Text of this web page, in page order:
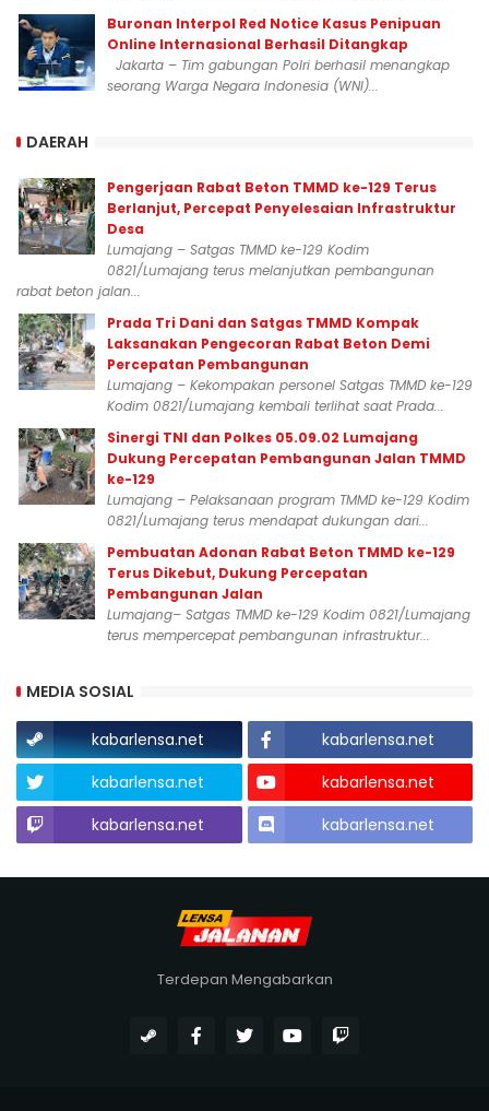
Buronan Interpol Red Notice Kasus Penipuan
Online Internasional Berhasil Ditangkap
Jakarta – Tim gabungan Polri berhasil menangkap
seorang Warga Negara Indonesia (WNI)...
DAERAH
Pengerjaan Rabat Beton TMMD ke-129 Terus
Berlanjut, Percepat Penyelesaian Infrastruktur
Desa
Lumajang – Satgas TMMD ke-129 Kodim
0821/Lumajang terus melanjutkan pembangunan
rabat beton jalan...
Prada Tri Dani dan Satgas TMMD Kompak
Laksanakan Pengecoran Rabat Beton Demi
Percepatan Pembangunan
Lumajang – Kekompakan personel Satgas TMMD ke-129
Kodim 0821/Lumajang kembali terlihat saat Prada...
Sinergi TNI dan Polkes 05.09.02 Lumajang
Dukung Percepatan Pembangunan Jalan TMMD
ke-129
Lumajang – Pelaksanaan program TMMD ke-129 Kodim
0821/Lumajang terus mendapat dukungan dari...
Pembuatan Adonan Rabat Beton TMMD ke-129
Terus Dikebut, Dukung Percepatan
Pembangunan Jalan
Lumajang– Satgas TMMD ke-129 Kodim 0821/Lumajang
terus mempercepat pembangunan infrastruktur...
MEDIA SOSIAL
kabarlensa.net
kabarlensa.net
kabarlensa.net
kabarlensa.net
kabarlensa.net
kabarlensa.net
Terdepan Mengabarkan